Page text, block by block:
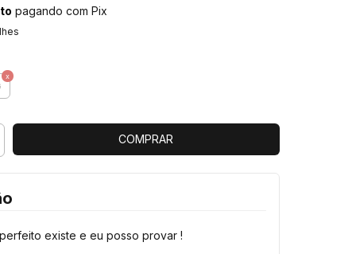
pagando com Pix
existe e eu posso provar !